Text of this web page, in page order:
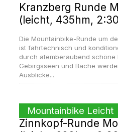
Kranzberg Runde
(leicht, 435hm,
Die Mountainbike-Runde um
ist fahrtechnisch und
durch atemberaubend schöne
Gebirgsseen und Bäche
Ausblicke...
Mountainbike Leicht
Zinnkopf-Runde